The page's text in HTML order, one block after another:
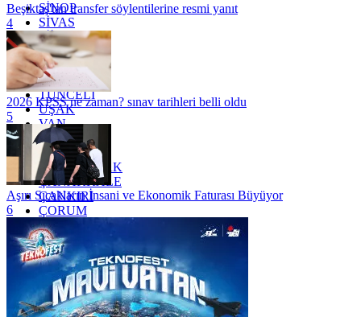
SİNOP
SİVAS
SİİRT
TEKİRDAĞ
TOKAT
TRABZON
TUNCELİ
UŞAK
VAN
YALOVA
YOZGAT
ZONGULDAK
ÇANAKKALE
ÇANKIRI
ÇORUM
İSTANBUL
İZMİR
ŞANLIURFA
ŞIRNAK
Beşiktaş'tan transfer söylentilerine resmi yanıt
4
2026 KPSS ne zaman? sınav tarihleri belli oldu
5
Aşırı Sıcakların İnsani ve Ekonomik Faturası Büyüyor
6